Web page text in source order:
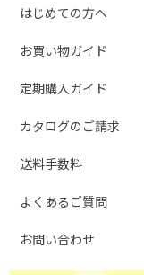
はじめての方へ
お買い物ガイド
定期購入ガイド
カタログのご請求
送料手数料
よくあるご質問
お問い合わせ